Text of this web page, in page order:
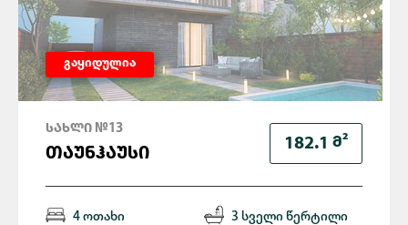
გაყიდულია
182.1 Მ²
ᲡᲐᲮᲚᲘ №13
ᲗᲐᲣᲜᲰᲐᲣᲡᲘ
4 ოთახი 3 სველი წერტილი